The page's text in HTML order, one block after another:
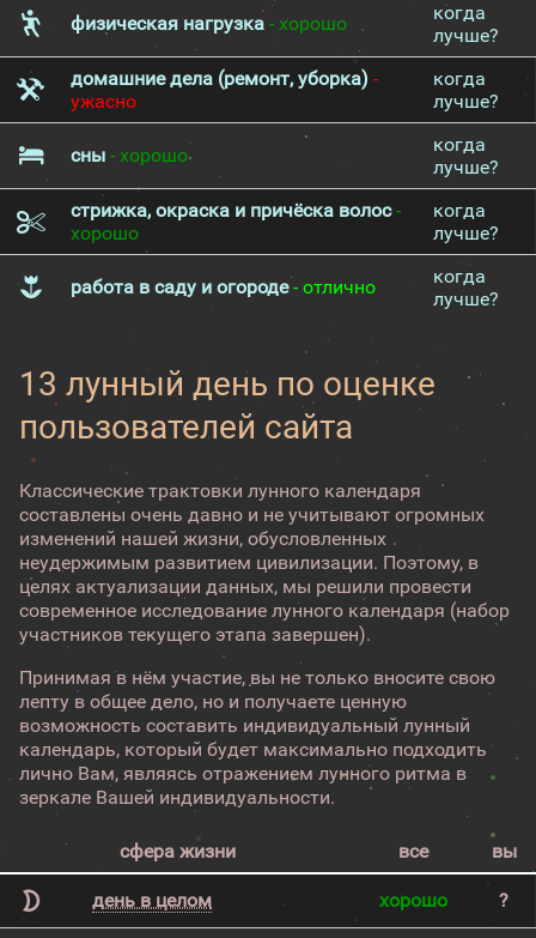
физическая нагрузка - хорошо
когда
лучше?
домашние дела (ремонт, уборка) -
ужасно
когда
лучше?
сны - хорошо
когда
лучше?
стрижка, окраска и причёска волос-
хорошо
когда
лучше?
работа в саду и огороде- отлично
когда
лучше?
13 лунный день по оценке
пользователей сайта
Классические трактовки лунного календаря
составлены очень давно и не учитывают огромных
изменений нашей жизни, обусловленных
неудержимым развитием цивилизации. Поэтому, в
целях актуализации данных, мы решили провести
современное исследование лунного календаря (набор
участников текущего этапа завершен).
Принимая в нём участие, вы не только вносите свою
лепту в общее дело, но и получаете ценную
возможность составить индивидуальный лунный
календарь, который будет максимально подходить
лично Вам, являясь отражением лунного ритма в
зеркале Вашей индивидуальности.
сфера жизни все вы
день в целом хорошо ?